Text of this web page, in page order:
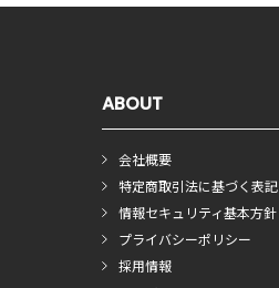
ABOUT
会社概要
特定商取引法に基づく表記
情報セキュリティ基本方針
プライバシーポリシー
採用情報